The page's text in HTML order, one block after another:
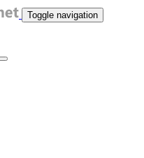
Toggle navigation